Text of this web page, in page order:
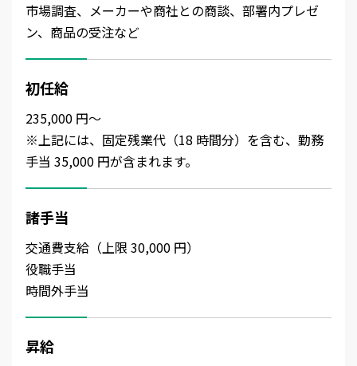
市場調査、メーカーや商社との商談、部署内プレゼ
ン、商品の受注など
初任給
235,000 円～
※上記には、固定残業代（18 時間分）を含む、勤務
手当 35,000 円が含まれます。
諸手当
交通費支給（上限 30,000 円）
役職手当
時間外手当
昇給